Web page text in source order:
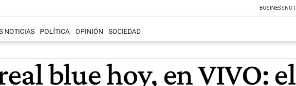
BUSINESS
NOTICIAS POLÍTICA OPINIÓN SOCIEDAD
blue hoy, en VIVO: